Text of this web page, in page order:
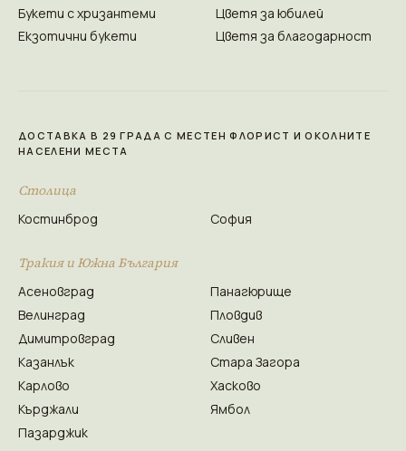
Букети с хризантеми
Екзотични букети
Цветя за юбилей
Цветя за благодарност
ДОСТАВКА В 29 ГРАДА С МЕСТЕН ФЛОРИСТ И ОКОЛНИТЕ
НАСЕЛЕНИ МЕСТА
Столица
Костинброд София
Тракия и Южна България
Асеновград
Велинград
Димитровград
Казанлък
Карлово
Кърджали
Пазарджик
Панагюрище
Пловдив
Сливен
Стара Загора
Хасково
Ямбол